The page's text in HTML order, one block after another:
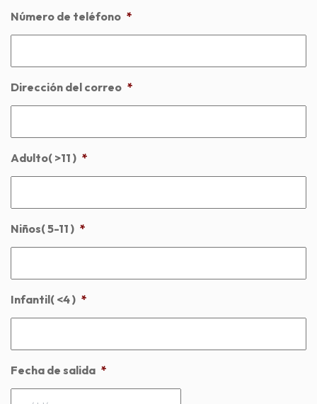
Número de teléfono *
Dirección del correo *
Adulto( >11 ) *
Niños( 5-11 ) *
Infantil( <4 ) *
Fecha de salida *